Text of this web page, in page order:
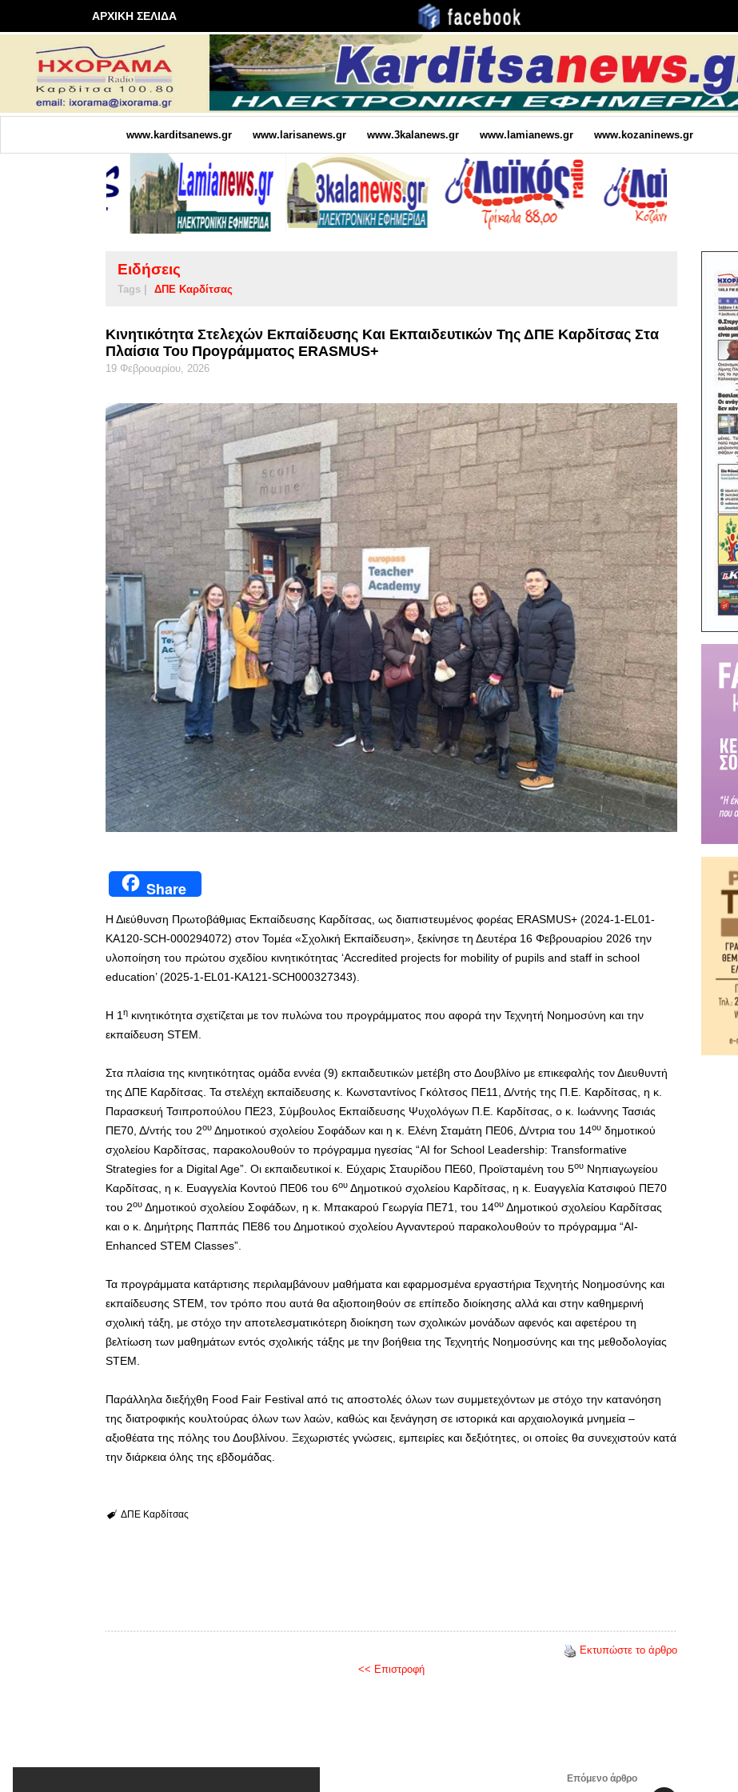
ΑΡΧΙΚΗ ΣΕΛΙΔΑ
www.karditsanews.gr www.larisanews.gr www.3kalanews.gr www.lamianews.gr www.kozaninews.gr
Ειδήσεις
Tags | ΔΠΕ Καρδίτσας
Κινητικότητα Στελεχών Εκπαίδευσης Και Εκπαιδευτικών Της ΔΠΕ Καρδίτσας Στα
Πλαίσια Του Προγράμματος ERASMUS+
19 Φεβρουαρίου, 2026
Share
Η Διεύθυνση Πρωτοβάθμιας Εκπαίδευσης Καρδίτσας, ως διαπιστευμένος φορέας ERASMUS+ (2024-1-EL01-
KA120-SCH-000294072) στον Τομέα «Σχολική Εκπαίδευση», ξεκίνησε τη Δευτέρα 16 Φεβρουαρίου 2026 την
υλοποίηση του πρώτου σχεδίου κινητικότητας ‘Accredited projects for mobility of pupils and staff in school
education’ (2025-1-EL01-KA121-SCH000327343).
Η 1η κινητικότητα σχετίζεται με τον πυλώνα του προγράμματος που αφορά την Τεχνητή Νοημοσύνη και την
εκπαίδευση SΤΕΜ.
Στα πλαίσια της κινητικότητας ομάδα εννέα (9) εκπαιδευτικών μετέβη στο Δουβλίνο με επικεφαλής τον Διευθυντή
της ΔΠΕ Καρδίτσας. Τα στελέχη εκπαίδευσης κ. Κωνσταντίνος Γκόλτσος ΠΕ11, Δ/ντής της Π.Ε. Καρδίτσας, η κ.
Παρασκευή Τσιπροπούλου ΠΕ23, Σύμβουλος Εκπαίδευσης Ψυχολόγων Π.Ε. Καρδίτσας, ο κ. Ιωάννης Τασιάς
ΠΕ70, Δ/ντής του 2ου Δημοτικού σχολείου Σοφάδων και η κ. Ελένη Σταμάτη ΠΕ06, Δ/ντρια του 14ου δημοτικού
σχολείου Καρδίτσας, παρακολουθούν το πρόγραμμα ηγεσίας “AI for School Leadership: Transformative
Strategies for a Digital Age”. Οι εκπαιδευτικοί κ. Εύχαρις Σταυρίδου ΠΕ60, Προϊσταμένη του 5ου Νηπιαγωγείου
Καρδίτσας, η κ. Ευαγγελία Κοντού ΠΕ06 του 6ου Δημοτικού σχολείου Καρδίτσας, η κ. Ευαγγελία Κατσιφού ΠΕ70
του 2ου Δημοτικού σχολείου Σοφάδων, η κ. Μπακαρού Γεωργία ΠΕ71, του 14ου Δημοτικού σχολείου Καρδίτσας
και ο κ. Δημήτρης Παππάς ΠΕ86 του Δημοτικού σχολείου Αγναντερού παρακολουθούν το πρόγραμμα “AI-
Enhanced STEM Classes”.
Τα προγράμματα κατάρτισης περιλαμβάνουν μαθήματα και εφαρμοσμένα εργαστήρια Τεχνητής Νοημοσύνης και
εκπαίδευσης SΤΕΜ, τον τρόπο που αυτά θα αξιοποιηθούν σε επίπεδο διοίκησης αλλά και στην καθημερινή
σχολική τάξη, με στόχο την αποτελεσματικότερη διοίκηση των σχολικών μονάδων αφενός και αφετέρου τη
βελτίωση των μαθημάτων εντός σχολικής τάξης με την βοήθεια της Τεχνητής Νοημοσύνης και της μεθοδολογίας
STEM.
Παράλληλα διεξήχθη Food Fair Festival από τις αποστολές όλων των συμμετεχόντων με στόχο την κατανόηση
της διατροφικής κουλτούρας όλων των λαών, καθώς και ξενάγηση σε ιστορικά και αρχαιολογικά μνημεία –
αξιοθέατα της πόλης του Δουβλίνου. Ξεχωριστές γνώσεις, εμπειρίες και δεξιότητες, οι οποίες θα συνεχιστούν κατά
την διάρκεια όλης της εβδομάδας.
ΔΠΕ Καρδίτσας
Εκτυπώστε το άρθρο
<< Επιστροφή
Επόμενο άρθρο